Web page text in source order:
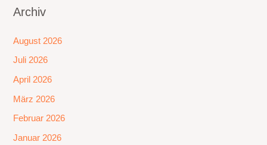
Archiv
August 2026
Juli 2026
April 2026
März 2026
Februar 2026
Januar 2026